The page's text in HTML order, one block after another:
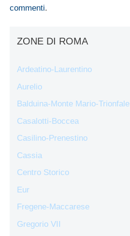
commenti.
ZONE DI ROMA
Ardeatino-Laurentino
Aurelio
Balduina-Monte Mario-Trionfale
Casalotti-Boccea
Casilino-Prenestino
Cassia
Centro Storico
Eur
Fregene-Maccarese
Gregorio VII